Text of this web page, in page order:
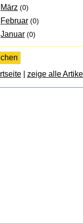
März (0)
Februar (0)
Januar (0)
| zeige alle